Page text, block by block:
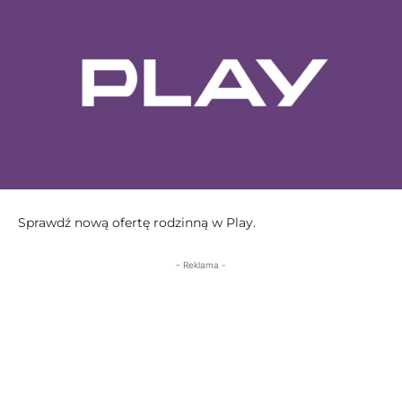
Sprawdź nową ofertę rodzinną w Play.
- Reklama -